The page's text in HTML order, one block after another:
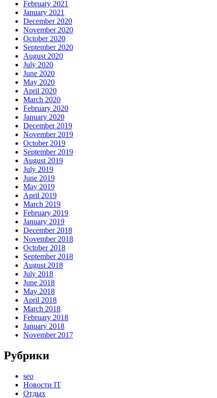
February 2021
January 2021
December 2020
November 2020
October 2020
September 2020
August 2020
July 2020
June 2020
May 2020
April 2020
March 2020
February 2020
January 2020
December 2019
November 2019
October 2019
September 2019
August 2019
July 2019
June 2019
May 2019
April 2019
March 2019
February 2019
January 2019
December 2018
November 2018
October 2018
September 2018
August 2018
July 2018
June 2018
May 2018
April 2018
March 2018
February 2018
January 2018
November 2017
Рубрики
seo
Новости IT
Отдых